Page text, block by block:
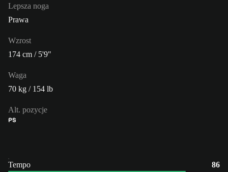
Lepsza noga
Prawa
Wzrost
174 cm / 5'9"
Waga
70 kg / 154 lb
Alt. pozycje
PS
Tempo
86